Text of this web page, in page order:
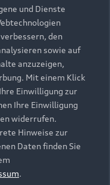
und Dienste
den
sowie auf
anzuzeigen,
Mit einem Klick
Einwilligung zur
Ihre Einwilligung
widerrufen.
Hinweise zur
Daten finden Sie
.